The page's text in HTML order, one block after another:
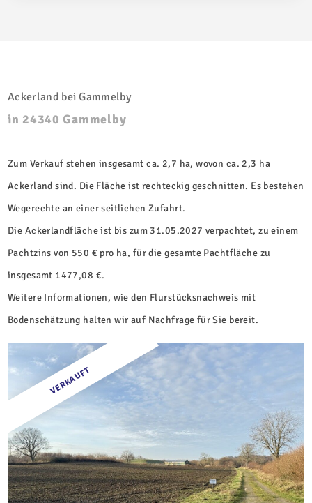
Ackerland bei Gammelby
in 24340 Gammelby
Zum Verkauf stehen insgesamt ca. 2,7 ha, wovon ca. 2,3 ha
Ackerland sind. Die Fläche ist rechteckig geschnitten. Es bestehen
Wegerechte an einer seitlichen Zufahrt.
Die Ackerlandfläche ist bis zum 31.05.2027 verpachtet, zu einem
Pachtzins von 550 € pro ha, für die gesamte Pachtfläche zu
insgesamt 1477,08 €.
Weitere Informationen, wie den Flurstücksnachweis mit
Bodenschätzung halten wir auf Nachfrage für Sie bereit.
VERKAUFT